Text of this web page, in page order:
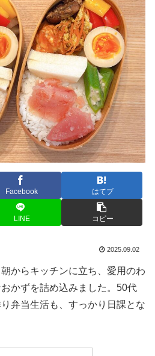
Facebook はてブ
LINE コピー
2025.09.02
からキッチンに立ち、愛用のわ
かずを詰め込みました。50代
弁当生活も、すっかり日課とな